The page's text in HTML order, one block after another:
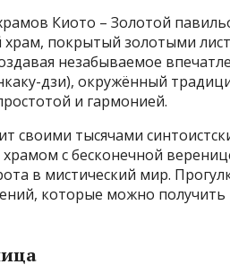
Киото – Золотой
покрытый золотыми
незабываемое
дзи), окружённый
и гармонией.
своими тысячами
с бесконечной
в мистический мир.
которые можно получить